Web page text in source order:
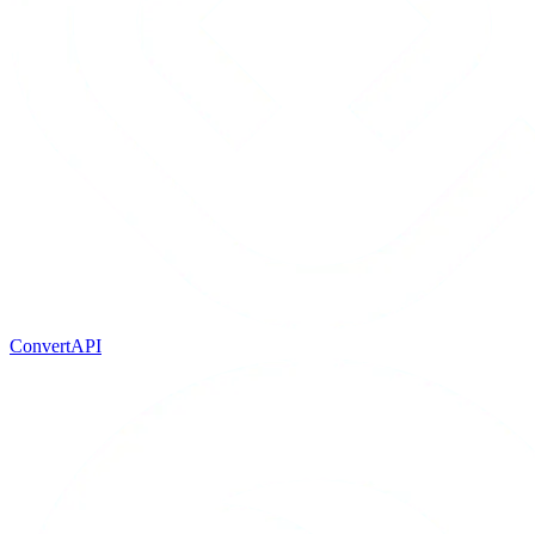
ConvertAPI